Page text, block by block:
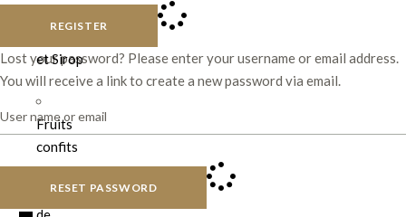
et Sirop
Fruits
confits
Pâtes
REGISTER
Lost your password? Please enter your username or email address.
You will receive a link to create a new password via email.
RESET PASSWORD